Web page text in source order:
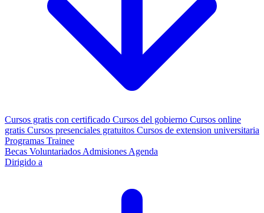
Cursos gratis con certificado Cursos del gobierno Cursos online
gratis Cursos presenciales gratuitos Cursos de extension universitaria
Programas Trainee
Becas Voluntariados Admisiones Agenda
Dirigido a